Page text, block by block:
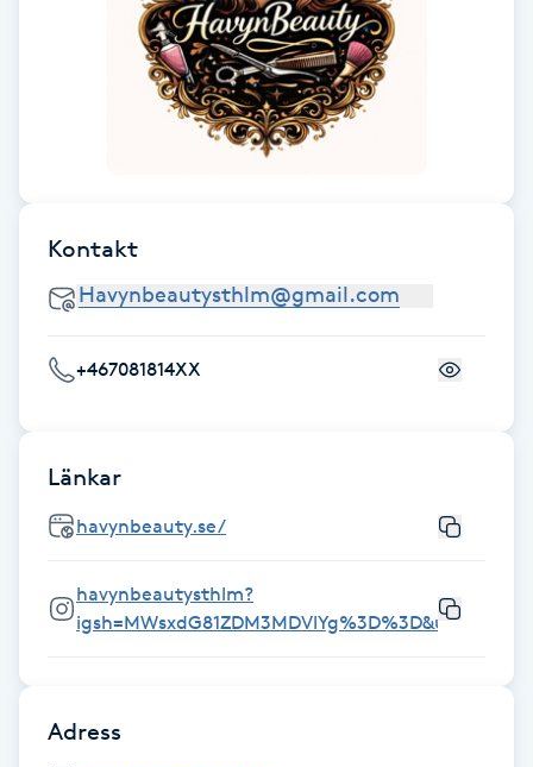
Fransfärgning
Fransförlängning
Fransförlängning Megavolym
Fransförlängning Volym
Fransk manikyr
Fransrengöring
Frekvensterapi
Kontakt
+467081814XX
Länkar
havynbeauty.se/
havynbeautysthlm?
Adress